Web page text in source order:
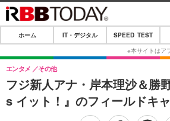
ホーム
IT・デジタル
IT・デジタルTOP
SPEED TEST
ホーム IT・デジタル SPEED TEST
フジ新人アナ・岸本理沙＆勝
s イット！』のフィールドキ
エンタメ その他